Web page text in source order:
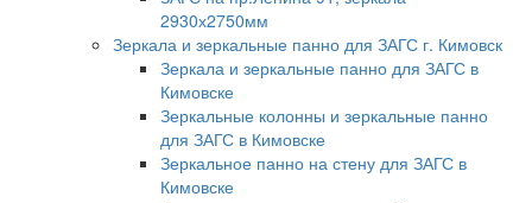
2930х2750мм
Зеркала и зеркальные панно для ЗАГС г. Кимовск
Зеркала и зеркальные панно для ЗАГС в
Кимовске
Зеркальные колонны и зеркальные панно
для ЗАГС в Кимовске
Зеркальное панно на стену для ЗАГС в
Кимовске